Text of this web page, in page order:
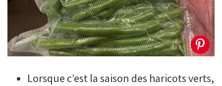
Lorsque c’est la saison des haricots verts,